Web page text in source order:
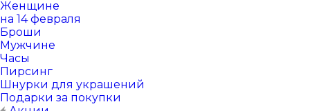
Женщине
на 14 февраля
Броши
Мужчине
Часы
Пирсинг
Шнурки для украшений
Подарки за покупки